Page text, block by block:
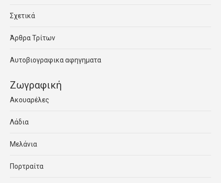
Σχετικά
Άρθρα Τρίτων
Αυτοβιογραφικα αφηγηματα
Ζωγραφική
Ακουαρέλες
Λάδια
Μελάνια
Πορτραίτα